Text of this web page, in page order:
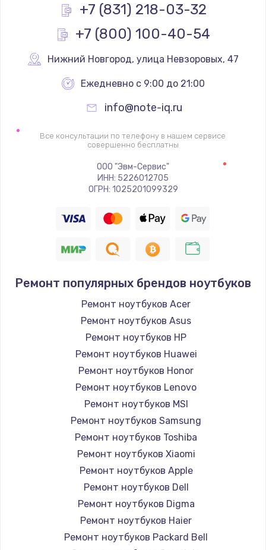
890 руб.
Заказать
Настройка ОС
890 руб.
1490 руб.
Заказать
550 руб.
890 руб.
Заказать
Замена USB порта
990 руб.
Заказать
Замена оперативной памяти
690 руб.
Заказать
Замена процессора
1395 руб.
Заказать
Замена системы охлаждения
+7 (831) 218-03-32
+7 (800) 100-40-54
Нижний Новгород, улица Невзоровых, 47
Ежедневно с 9:00 до 21:00
info@note-iq.ru
Все консультации по телефону в нашем сервисе
совершенно бесплатны
ООО "Эвм-Сервис"
ИНН: 5226012705
ОГРН: 1025201099329
Ремонт популярных брендов ноутбуков
Ремонт ноутбуков Acer
Ремонт ноутбуков Asus
Ремонт ноутбуков HP
Ремонт ноутбуков Huawei
Ремонт ноутбуков Honor
Ремонт ноутбуков Lenovo
Ремонт ноутбуков MSI
Ремонт ноутбуков Samsung
Ремонт ноутбуков Toshiba
Ремонт ноутбуков Xiaomi
Ремонт ноутбуков Apple
Ремонт ноутбуков Dell
Ремонт ноутбуков Digma
Ремонт ноутбуков Haier
Ремонт ноутбуков Packard Bell